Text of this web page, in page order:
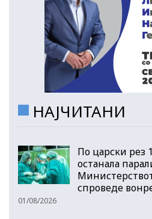
НАЈЧИТАНИ
По царски рез
останала
спроведе
01/08/2026